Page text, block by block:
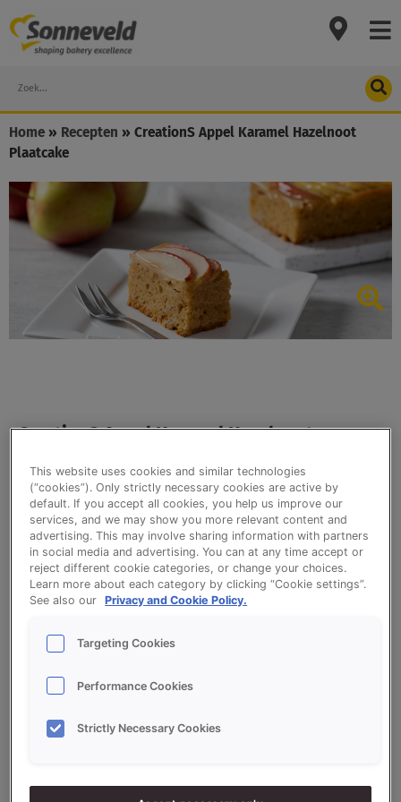
to
content
Search
Home » Recepten » CreationS Appel Karamel Hazelnoot
Plaatcake
CreationS Appel Karamel Hazelnoot
Dit is een recept voor CreationS Appel Karamel
Hazelnoot Plaatcake. De plaatcake op basis van
CreationS Sunflower, Credi Harde Wener, Credi
Cream Cake Vanilla en Broer Karamel
Hazelnootspijs en verse appels.
Ingrediëntenlijst
400 g CREATIONS SUNFLOWER
This website uses cookies and similar technologies
(“cookies”). Only strictly necessary cookies are active by
default. If you accept all cookies, you help us improve our
services, and we may show you more relevant content and
advertising. This may involve sharing information with partners
in social media and advertising. You can at any time accept or
reject different cookie categories, or change your choices.
Learn more about each category by clicking “Cookie settings”.
See also our
Privacy and Cookie Policy.
Targeting Cookies
Performance Cookies
Strictly Necessary Cookies